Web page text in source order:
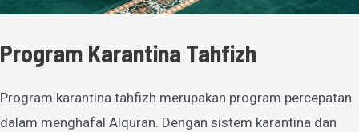
Program Karantina Tahfizh
Program karantina tahfizh merupakan program percepatan
dalam menghafal Alquran. Dengan sistem karantina dan